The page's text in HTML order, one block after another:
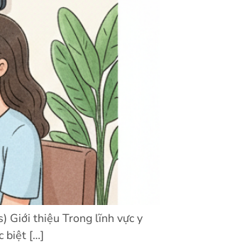
Giới thiệu Trong lĩnh vực y
biệt […]